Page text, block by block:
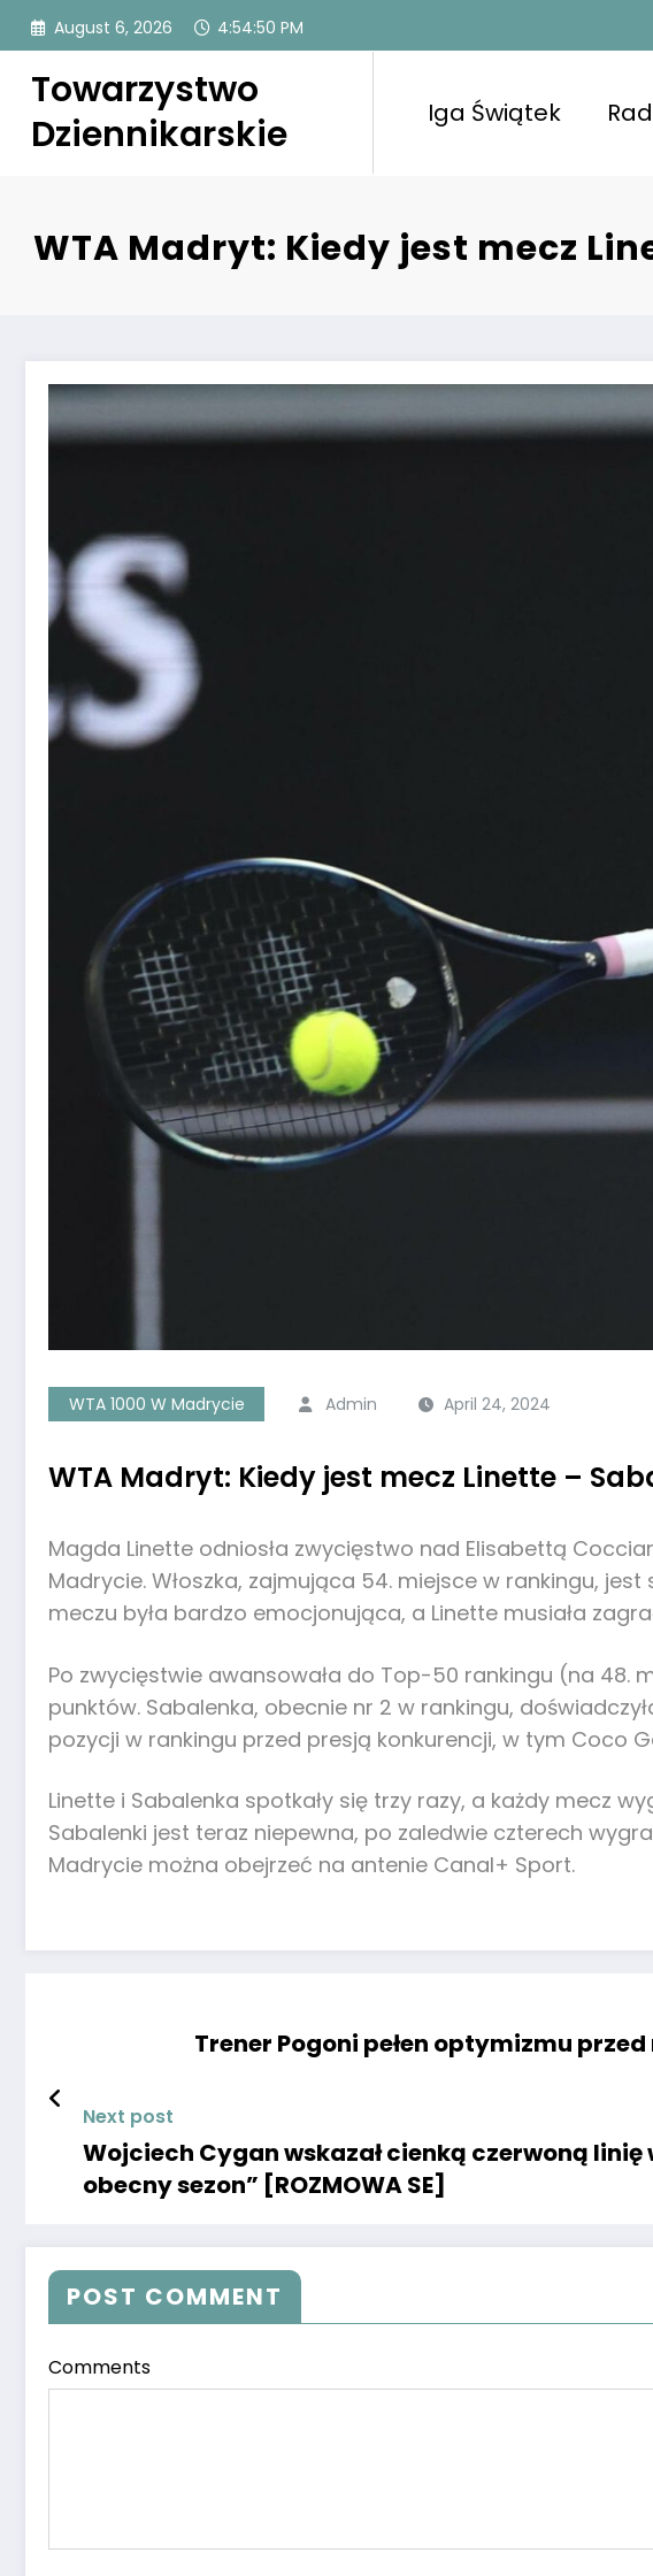
Skip
content
August 6, 2026 4:54:51 PM
Towarzystwo
Dziennikarskie
Iga Świątek
WTA Madryt: Kiedy jest mecz
WTA 1000 W Madrycie Admin April 24, 2024
WTA Madryt: Kiedy jest mecz Linette –
Magda Linette odniosła zwycięstwo nad Elisabettą
Madrycie. Włoszka, zajmująca 54. miejsce w rankingu,
meczu była bardzo emocjonująca, a Linette musiała
Po zwycięstwie awansowała do Top-50 rankingu (na 48.
punktów. Sabalenka, obecnie nr 2 w rankingu,
pozycji w rankingu przed presją konkurencji, w tym Coco
Linette i Sabalenka spotkały się trzy razy, a każdy mecz
Sabalenki jest teraz niepewna, po zaledwie czterech
Madrycie można obejrzeć na antenie Canal+ Sport.
Trener Pogoni pełen optymizmu
Next post
Wojciech Cygan wskazał cienką czerwoną
obecny sezon” [ROZMOWA SE]
POST COMMENT
Comments